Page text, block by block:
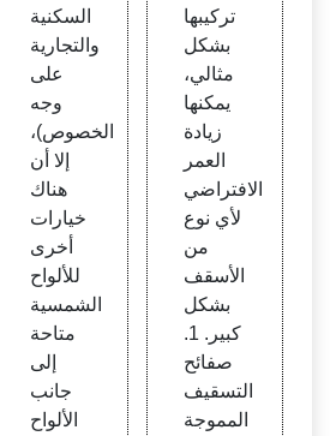
السكنية
والتجارية
على
وجه
الخصوص)،
إلا أن
هناك
خيارات
أخرى
للألواح
الشمسية
متاحة
إلى
جانب
الألواح
تركيبها
بشكل
مثالي،
يمكنها
زيادة
العمر
الافتراضي
لأي نوع
من
الأسقف
بشكل
كبير. 1.
صفائح
التسقيف
المموجة